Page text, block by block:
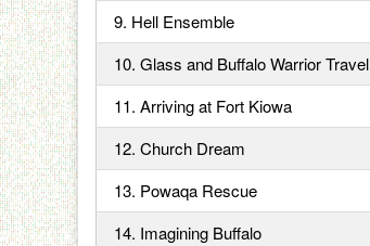
9. Hell Ensemble
10. Glass and Buffalo Warrior Travel
11. Arriving at Fort Kiowa
12. Church Dream
13. Powaqa Rescue
14. Imagining Buffalo